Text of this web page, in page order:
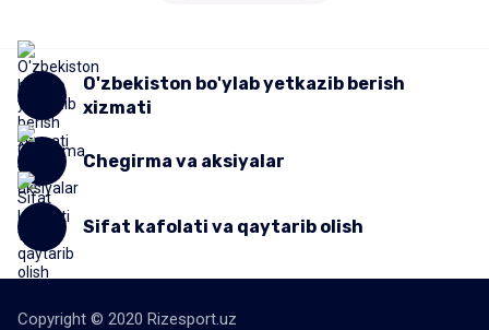
O'zbekiston bo'ylab yetkazib berish
xizmati
Chegirma va aksiyalar
Sifat kafolati va qaytarib olish
Copyright © 2020 Rizesport.uz